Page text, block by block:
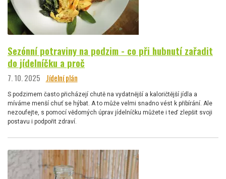
Sezónní potraviny na podzim - co při hubnutí zařadit
do jídelníčku a proč
7. 10. 2025 Jídelní plán
S podzimem často přicházejí chutě na vydatnější a kaloričtější jídla a
míváme menší chuť se hýbat. A to může velmi snadno vést k přibírání. Ale
nezoufejte, s pomocí vědomých úprav jídelníčku můžete i teď zlepšit svoji
postavu i podpořit zdraví.